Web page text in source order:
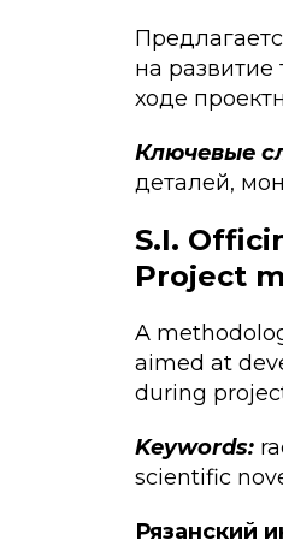
на
ходе
Ключевые
деталей,
S.I.
Project
A
aimed at
during
Keywords:
scientific
Рязанский